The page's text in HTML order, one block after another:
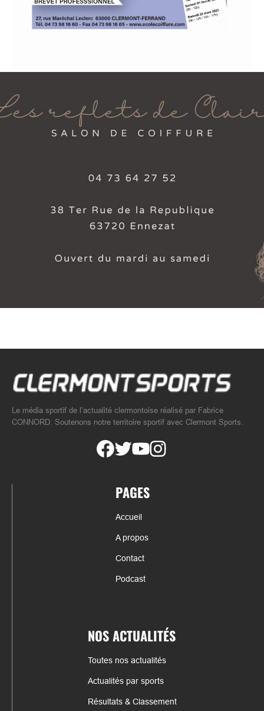
Le média sportif de l’actualité clermontoise réalisé par Fabrice
CONNORD. Soutenons notre territoire sportif avec Clermont Sports.
PAGES
Accueil
A propos
Contact
Podcast
NOS ACTUALITÉS
Toutes nos actualités
Actualités par sports
Résultats & Classement